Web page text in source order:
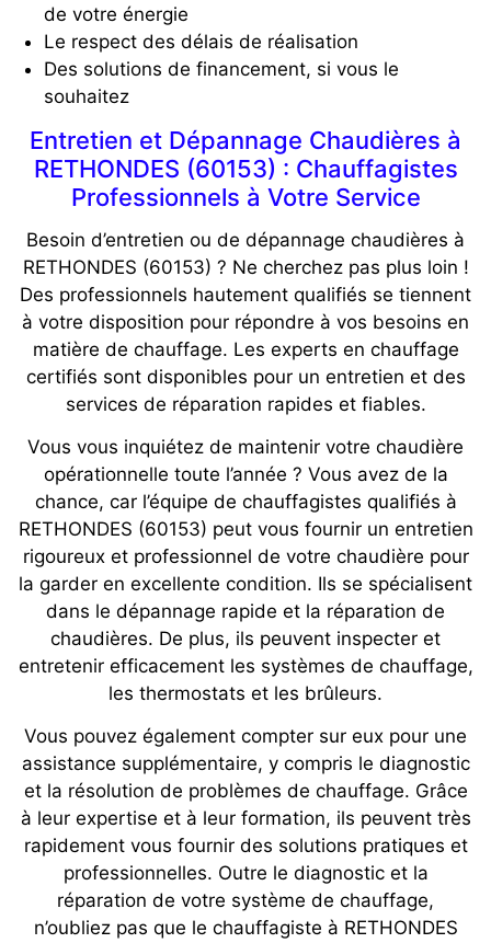
de votre énergie
Le respect des délais de réalisation
Des solutions de financement, si vous le
souhaitez
Entretien et Dépannage Chaudières à
RETHONDES (60153) : Chauffagistes
Professionnels à Votre Service
Besoin d’entretien ou de dépannage chaudières à
RETHONDES (60153) ? Ne cherchez pas plus loin !
Des professionnels hautement qualifiés se tiennent
à votre disposition pour répondre à vos besoins en
matière de chauffage. Les experts en chauffage
certifiés sont disponibles pour un entretien et des
services de réparation rapides et fiables.
Vous vous inquiétez de maintenir votre chaudière
opérationnelle toute l’année ? Vous avez de la
chance, car l’équipe de chauffagistes qualifiés à
RETHONDES (60153) peut vous fournir un entretien
rigoureux et professionnel de votre chaudière pour
la garder en excellente condition. Ils se spécialisent
dans le dépannage rapide et la réparation de
chaudières. De plus, ils peuvent inspecter et
entretenir efficacement les systèmes de chauffage,
les thermostats et les brûleurs.
Vous pouvez également compter sur eux pour une
assistance supplémentaire, y compris le diagnostic
et la résolution de problèmes de chauffage. Grâce
à leur expertise et à leur formation, ils peuvent très
rapidement vous fournir des solutions pratiques et
professionnelles. Outre le diagnostic et la
réparation de votre système de chauffage,
n’oubliez pas que le chauffagiste à RETHONDES